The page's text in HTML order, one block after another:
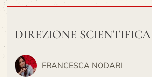
DIREZIONE SCIENTIFICA
FRANCESCA NODARI